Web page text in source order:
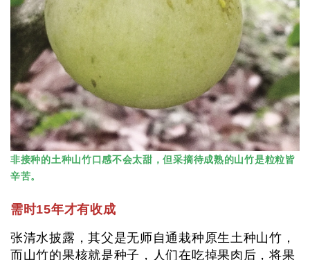
非接种的土种山竹口感不会太甜，但采摘待成熟的山竹是粒粒皆
辛苦。
需时15年才有收成
张清水披露，其父是无师自通栽种原生土种山竹，
而山竹的果核就是种子，人们在吃掉果肉后，将果